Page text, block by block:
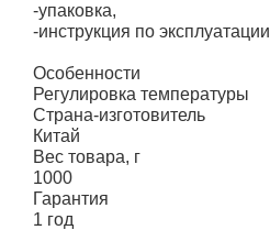
-упаковка,
-инструкция по эксплуатации
Особенности
Регулировка температуры
Страна-изготовитель
Китай
Вес товара, г
1000
Гарантия
1 год